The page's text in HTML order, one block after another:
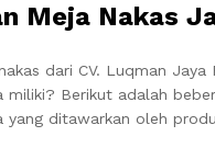
Meja Nakas
dari CV. Luqman Jaya
miliki? Berikut adalah
yang ditawarkan oleh